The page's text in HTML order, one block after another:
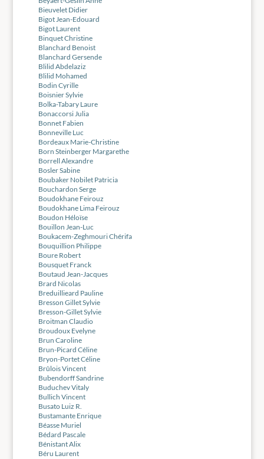
Bieuvelet Didier
Bigot Jean-Edouard
Bigot Laurent
Binquet Christine
Blanchard Benoist
Blanchard Gersende
Blilid Abdelaziz
Blilid Mohamed
Bodin Cyrille
Boisnier Sylvie
Bolka-Tabary Laure
Bonaccorsi Julia
Bonnet Fabien
Bonneville Luc
Bordeaux Marie-Christine
Born Steinberger Margarethe
Borrell Alexandre
Bosler Sabine
Boubaker Nobilet Patricia
Bouchardon Serge
Boudokhane Feirouz
Boudokhane Lima Feirouz
Boudon Héloïse
Bouillon Jean-Luc
Boukacem-Zeghmouri Chérifa
Bouquillion Philippe
Boure Robert
Bousquet Franck
Boutaud Jean-Jacques
Brard Nicolas
Breduillieard Pauline
Bresson Gillet Sylvie
Bresson-Gillet Sylvie
Broitman Claudio
Broudoux Evelyne
Brun Caroline
Brun-Picard Céline
Bryon-Portet Céline
Brûlois Vincent
Bubendorff Sandrine
Buduchev Vitaly
Bullich Vincent
Busato Luiz R.
Bustamante Enrique
Béasse Muriel
Bédard Pascale
Bénistant Alix
Béru Laurent